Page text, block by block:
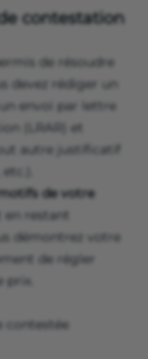
contestation
de résoudre
devez rédiger un
envoi par lettre
(LRAR) et
autre justificatif
de votre
en restant
démontrez votre
de régler
prix.
contestée